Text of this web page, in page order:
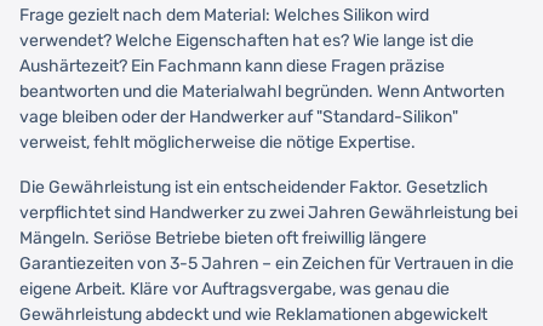
Frage gezielt nach dem Material: Welches Silikon wird
verwendet? Welche Eigenschaften hat es? Wie lange ist die
Aushärtezeit? Ein Fachmann kann diese Fragen präzise
beantworten und die Materialwahl begründen. Wenn Antworten
vage bleiben oder der Handwerker auf "Standard-Silikon"
verweist, fehlt möglicherweise die nötige Expertise.
Die Gewährleistung ist ein entscheidender Faktor. Gesetzlich
verpflichtet sind Handwerker zu zwei Jahren Gewährleistung bei
Mängeln. Seriöse Betriebe bieten oft freiwillig längere
Garantiezeiten von 3-5 Jahren – ein Zeichen für Vertrauen in die
eigene Arbeit. Kläre vor Auftragsvergabe, was genau die
Gewährleistung abdeckt und wie Reklamationen abgewickelt